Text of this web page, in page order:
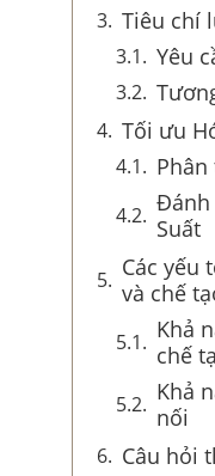
Tiêu chí
Yêu
Tối ưu
Đánh
Suất
Các yếu
và chế
Khả
chế
Khả
nối
Câu hỏi